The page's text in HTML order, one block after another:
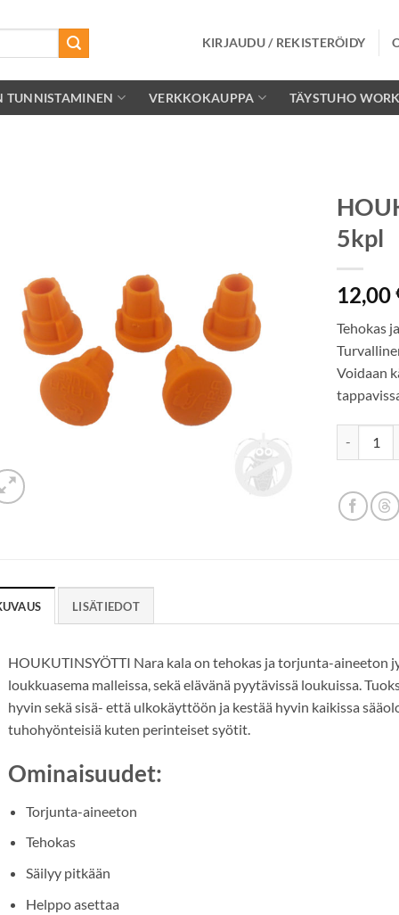
KIRJAUDU / REKISTERÖIDY
TUNNISTAMINEN VERKKOKAUPPA TÄYSTUHO WORK
5kpl
12,00
Tehokas
Voidaan
LISÄTIEDOT
HOUKUTINSYÖTTI Nara kala on tehokas ja torjunta-aineeton
loukkuasema malleissa, sekä elävänä pyytävissä loukuissa.
hyvin sekä sisä- että ulkokäyttöön ja kestää hyvin kaikissa
tuhohyönteisiä kuten perinteiset syötit.
Ominaisuudet:
Torjunta-aineeton
Tehokas
Säilyy pitkään
Helppo asettaa